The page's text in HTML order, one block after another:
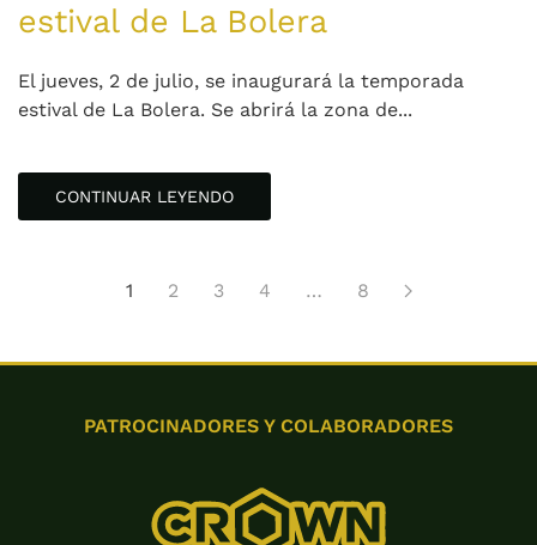
estival de La Bolera
El jueves, 2 de julio, se inaugurará la temporada
estival de La Bolera. Se abrirá la zona de...
CONTINUAR LEYENDO
1 2 3 4 … 8
PATROCINADORES Y COLABORADORES